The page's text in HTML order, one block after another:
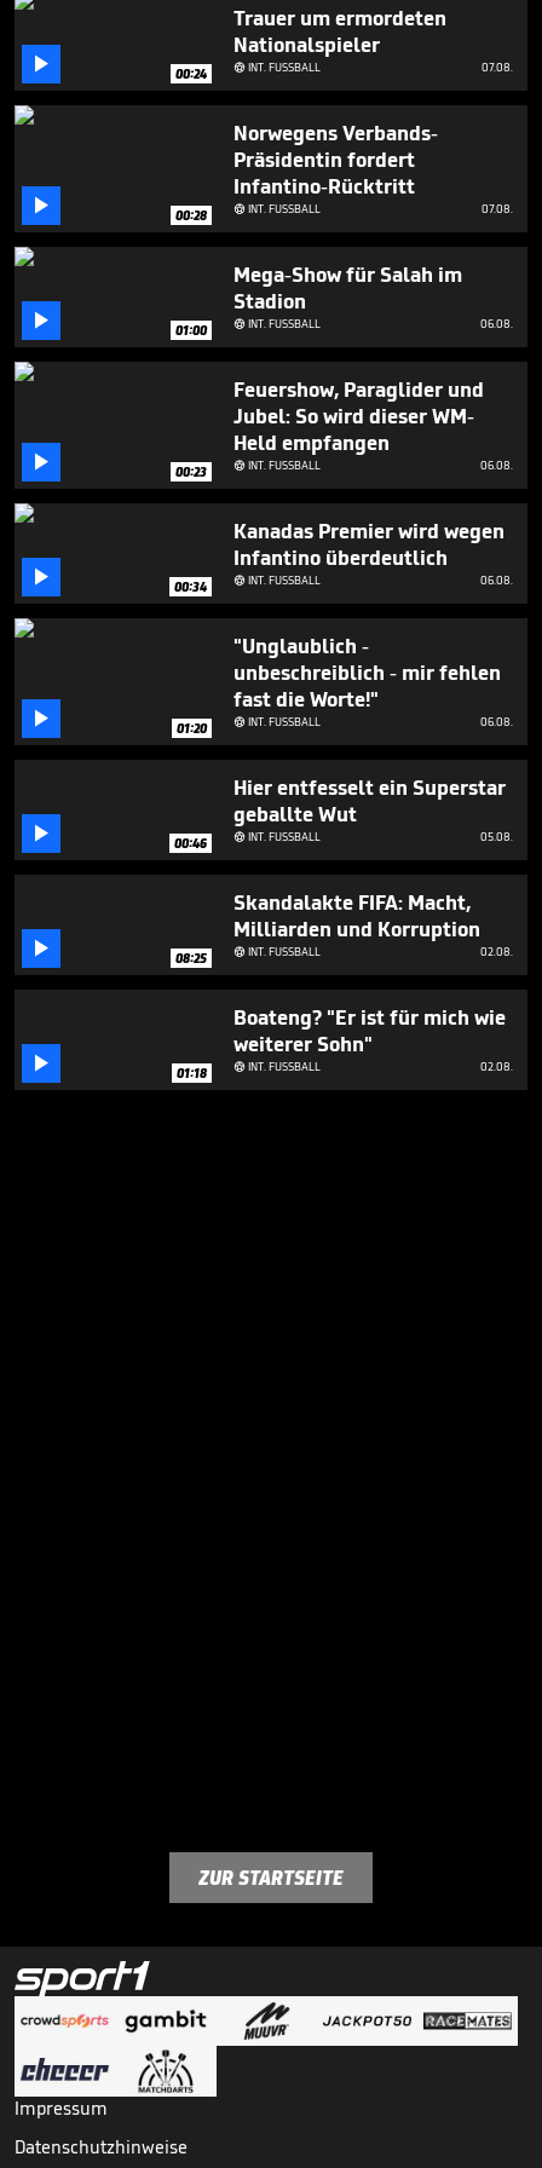
1
14
seconds
 00:24
Trauer um ermordeten
Nationalspieler
INT. FUSSBALL 07.08.
 00:28
Norwegens Verbands-
Präsidentin fordert
Infantino-Rücktritt
INT. FUSSBALL 07.08.
 01:00
Mega-Show für Salah im
Stadion
INT. FUSSBALL 06.08.
 00:23
Feuershow, Paraglider und
Jubel: So wird dieser WM-
Held empfangen
INT. FUSSBALL 06.08.
 00:34
Kanadas Premier wird wegen
Infantino überdeutlich
INT. FUSSBALL 06.08.
 01:20
"Unglaublich -
unbeschreiblich - mir fehlen
fast die Worte!"
INT. FUSSBALL 06.08.
 00:46
Hier entfesselt ein Superstar
geballte Wut
INT. FUSSBALL 05.08.
 08:25
Skandalakte FIFA: Macht,
Milliarden und Korruption
INT. FUSSBALL 02.08.
 01:18
Boateng? "Er ist für mich wie
weiterer Sohn"
INT. FUSSBALL 02.08.
ZUR STARTSEITE
Impressum
Datenschutzhinweise